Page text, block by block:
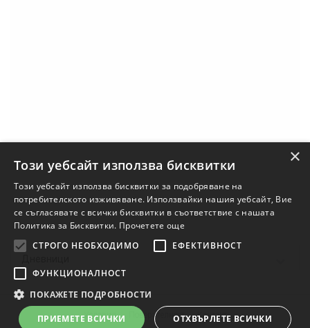
Условия Поверителност
Контакт
×
Този уебсайт използва бисквитки
Този уебсайт използва бисквитки за подобряване на
потребителското изживяване. Използвайки нашия уебсайт, Вие
се съгласявате с всички бисквитки в съответствие с нашата
Политика за Бисквитки. Прочетете още
СТРОГО НЕОБХОДИМО
ЕФЕКТИВНОСТ
ФУНКЦИОНАЛНОСТ
ПОКАЖЕТЕ ПОДРОБНОСТИ
ПРИЕМЕТЕ ВСИЧКИ ОТХВЪРЛЕТЕ ВСИЧКИ